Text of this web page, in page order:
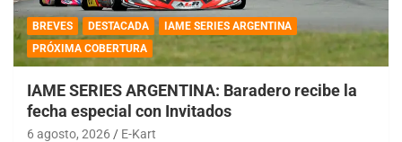
BREVES DESTACADA
IAME SERIES ARGENTINA
PRÓXIMA COBERTURA
IAME SERIES ARGENTINA: Baradero recibe la
fecha especial con Invitados
6 agosto, 2026 E-Kart